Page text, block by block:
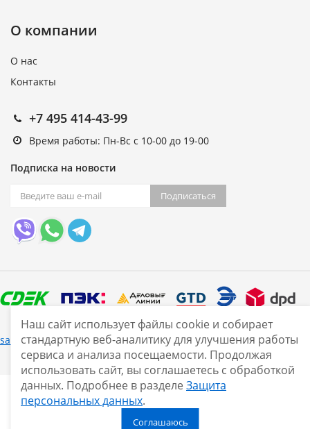
О компании
О нас
Контакты
+7 495 414-43-99
Время работы: Пн-Вс с 10-00 до 19-00
Подписка на новости
Подписаться
sale@smarine.shop 2026Нашли ошибку?
Наш сайт использует файлы cookie и собирает
стандартную веб-аналитику для улучшения работы
сервиса и анализа посещаемости. Продолжая
использовать сайт, вы соглашаетесь с обработкой
данных. Подробнее в разделе Защита
персональных данных.
Соглашаюсь